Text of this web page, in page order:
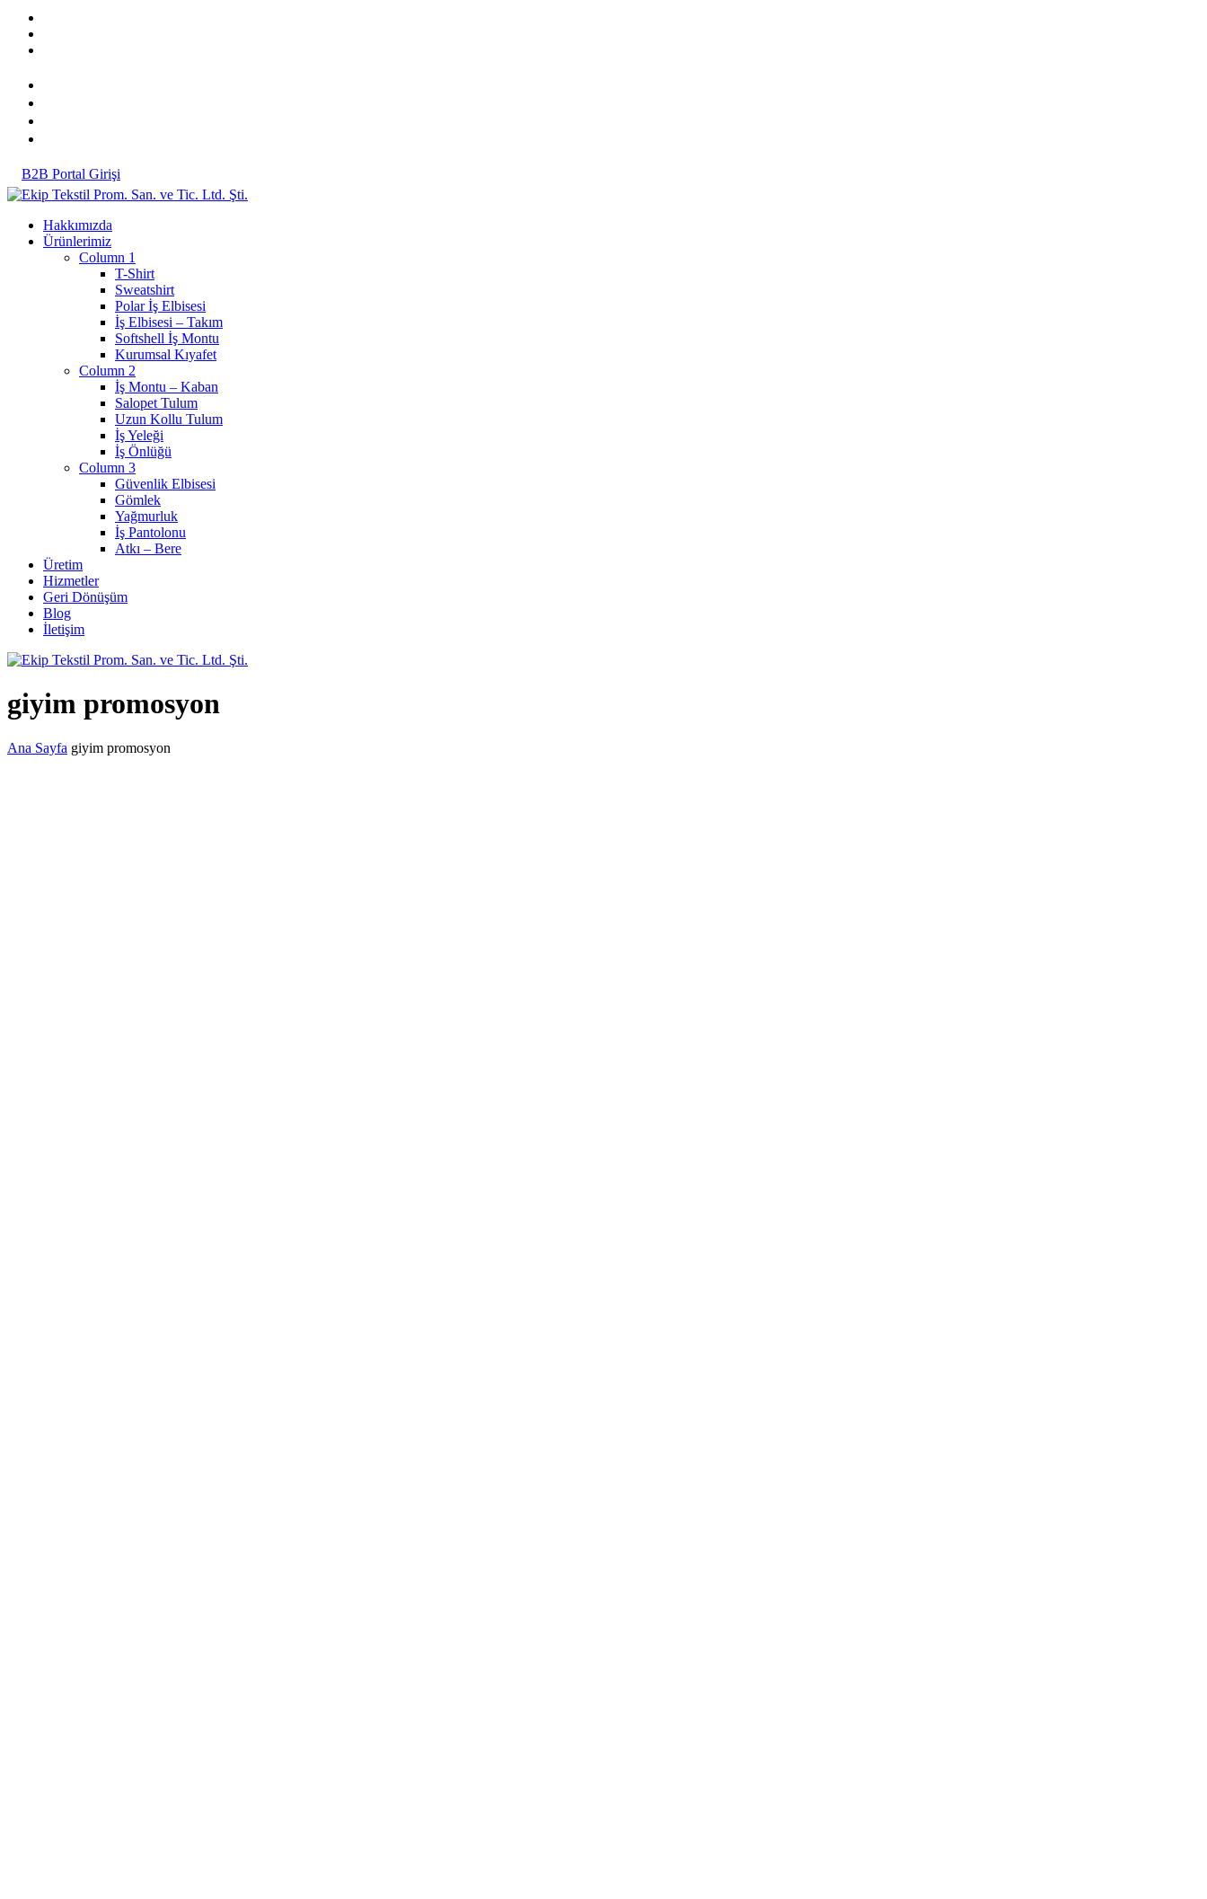
B2B Portal Girişi
Hakkımızda
Ürünlerimiz
Column 1
T-Shirt
Sweatshirt
Polar İş Elbisesi
İş Elbisesi – Takım
Softshell İş Montu
Kurumsal Kıyafet
Column 2
İş Montu – Kaban
Salopet Tulum
Uzun Kollu Tulum
İş Yeleği
İş Önlüğü
Column 3
Güvenlik Elbisesi
Gömlek
Yağmurluk
İş Pantolonu
Atkı – Bere
Üretim
Hizmetler
Geri Dönüşüm
Blog
İletişim
giyim promosyon
Ana Sayfa giyim promosyon